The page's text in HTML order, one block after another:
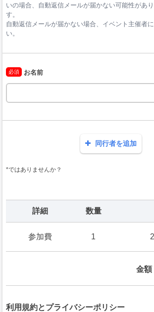
いの場合、自動返信メールが届かない可能性があ
す。
自動返信メールが届かない場合、イベント主催者
い。
必須 お名前
同行者を追加
*ではありませんか？
詳細 数量
参加費 1
金額
利用規約とプライバシーポリシー